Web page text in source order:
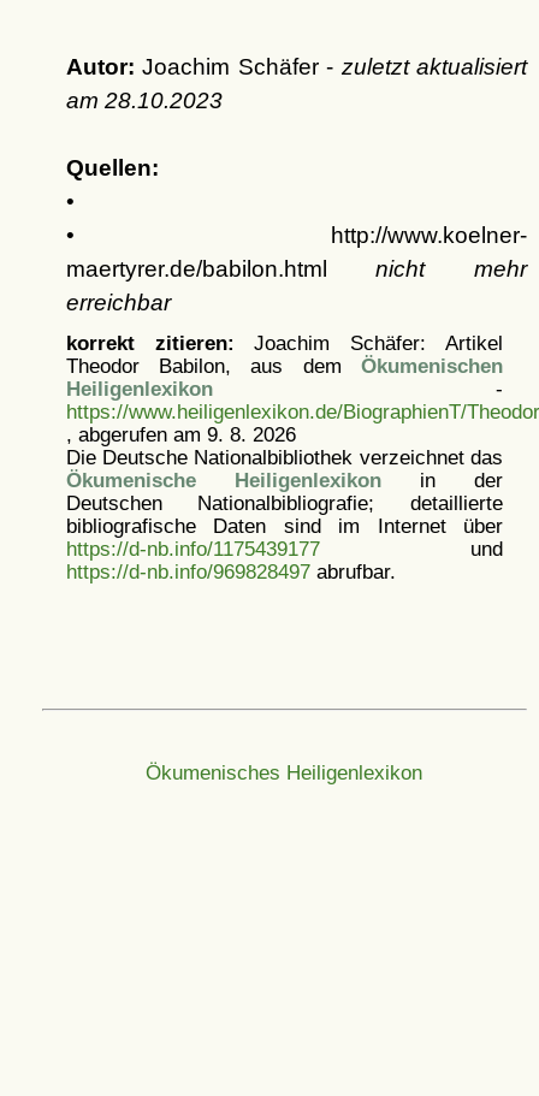
Autor: Joachim Schäfer - zuletzt aktualisiert
am 28.10.2023
Quellen:
•
• http://www.koelner-
maertyrer.de/babilon.htmlnicht mehr
erreichbar
korrekt zitieren: Joachim Schäfer: Artikel
Theodor Babilon, aus dem Ökumenischen
Heiligenlexikon-
https://www.heiligenlexikon.de/BiographienT/
, abgerufen am 9. 8. 2026
Die Deutsche Nationalbibliothek verzeichnet das
Ökumenische Heiligenlexikonin der
Deutschen Nationalbibliografie; detaillierte
bibliografische Daten sind im Internet über
https://d-nb.info/1175439177und
https://d-nb.info/969828497abrufbar.
Ökumenisches Heiligenlexikon